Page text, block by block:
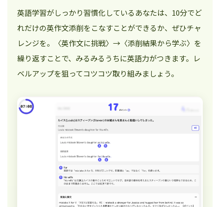
英語学習がしっかり習慣化しているあなたは、10分でど
れだけの英作文添削をこなすことができるか、ぜひチャ
レンジを。〈英作文に挑戦〉→〈添削結果から学ぶ〉を
繰り返すことで、みるみるうちに英語力がつきます。レ
ベルアップを狙ってコツコツ取り組みましょう。